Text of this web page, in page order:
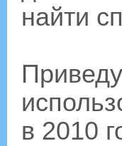
найти
в 2010